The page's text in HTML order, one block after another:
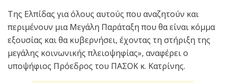
Της Ελπίδας για όλους αυτούς που αναζητούν και
περιμένουν μια Μεγάλη Παράταξη που θα είναι κόμμα
εξουσίας και θα κυβερνήσει, έχοντας τη στήριξη της
μεγάλης κοινωνικής πλειοψηφίας», αναφέρει ο
υποψήφιος Πρόεδρος του ΠΑΣΟΚ κ. Κατρίνης.